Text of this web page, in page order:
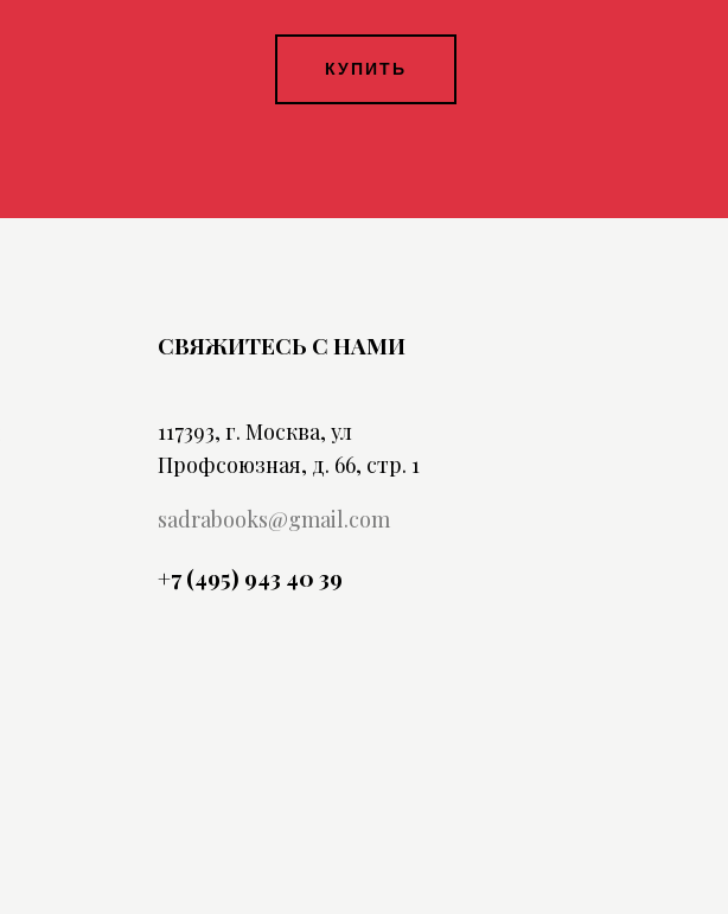
КУПИТЬ
СВЯЖИТЕСЬ С НАМИ
117393, г. Москва, ул
Профсоюзная, д. 66, стр. 1
sadrabooks@gmail.com
+7 (495) 943 40 39